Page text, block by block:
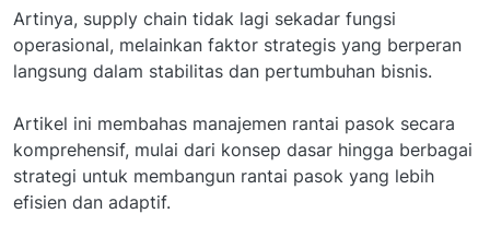
Artinya, supply chain tidak lagi sekadar fungsi
operasional, melainkan faktor strategis yang berperan
langsung dalam stabilitas dan pertumbuhan bisnis.
Artikel ini membahas manajemen rantai pasok secara
komprehensif, mulai dari konsep dasar hingga berbagai
strategi untuk membangun rantai pasok yang lebih
efisien dan adaptif.